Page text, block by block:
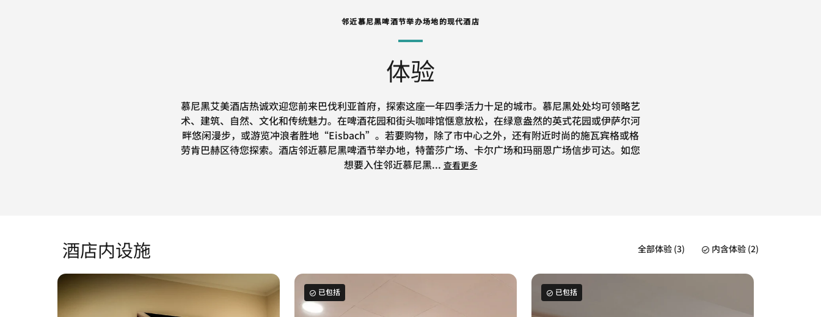
邻近慕尼黑啤酒节举办场地的现代酒店
体验
慕尼黑艾美酒店热诚欢迎您前来巴伐利亚首府，探索这座一年四季活力十足的城市。慕尼黑处处均可领略艺
术、建筑、自然、文化和传统魅力。在啤酒花园和街头咖啡馆惬意放松，在绿意盎然的英式花园或伊萨尔河
畔悠闲漫步，或游览冲浪者胜地“Eisbach”。若要购物，除了市中心之外，还有附近时尚的施瓦宾格或格
劳肯巴赫区待您探索。酒店邻近慕尼黑啤酒节举办地，特蕾莎广场、卡尔广场和玛丽恩广场信步可达。如您
想要入住邻近慕尼黑... 查看更多
酒店内设施 全部体验 (3) 内含体验 (2)
已包括 已包括